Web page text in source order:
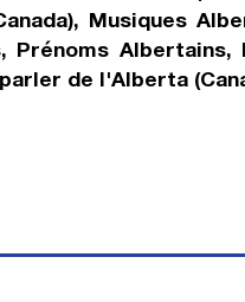
Musiques
Albertains,
de l'Alberta